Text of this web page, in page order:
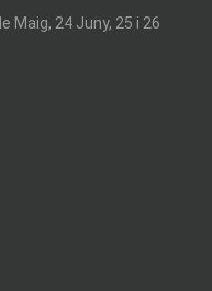
Maig, 24 Juny, 25 i 26